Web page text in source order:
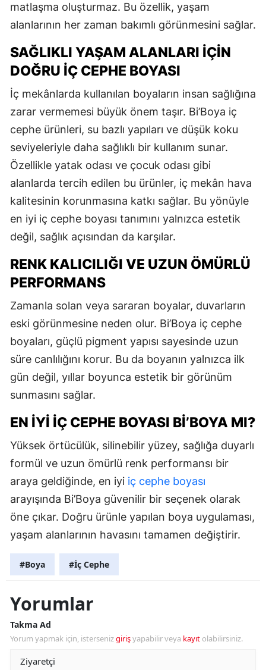
matlaşma oluşturmaz. Bu özellik, yaşam
alanlarının her zaman bakımlı görünmesini sağlar.
SAĞLIKLI YAŞAM ALANLARI İÇIN
DOĞRU İÇ CEPHE BOYASI
İç mekânlarda kullanılan boyaların insan sağlığına
zarar vermemesi büyük önem taşır. Bi’Boya iç
cephe ürünleri, su bazlı yapıları ve düşük koku
seviyeleriyle daha sağlıklı bir kullanım sunar.
Özellikle yatak odası ve çocuk odası gibi
alanlarda tercih edilen bu ürünler, iç mekân hava
kalitesinin korunmasına katkı sağlar. Bu yönüyle
en iyi iç cephe boyası tanımını yalnızca estetik
değil, sağlık açısından da karşılar.
RENK KALICILIĞI VE UZUN ÖMÜRLÜ
PERFORMANS
Zamanla solan veya sararan boyalar, duvarların
eski görünmesine neden olur. Bi’Boya iç cephe
boyaları, güçlü pigment yapısı sayesinde uzun
süre canlılığını korur. Bu da boyanın yalnızca ilk
gün değil, yıllar boyunca estetik bir görünüm
sunmasını sağlar.
EN İYI İÇ CEPHE BOYASI BI’BOYA MI?
Yüksek örtücülük, silinebilir yüzey, sağlığa duyarlı
formül ve uzun ömürlü renk performansı bir
araya geldiğinde, en iyi iç cephe boyası
arayışında Bi’Boya güvenilir bir seçenek olarak
öne çıkar. Doğru ürünle yapılan boya uygulaması,
yaşam alanlarının havasını tamamen değiştirir.
#Boya #İç Cephe
Yorumlar
Takma Ad
Yorum yapmak için, istersenizgirişyapabilir veya kayıt olabilirsiniz.